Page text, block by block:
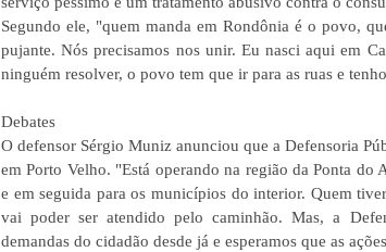
Segundo ele, "quem manda em Rondônia é o povo,
pujante. Nós precisamos nos unir. Eu nasci aqui em
ninguém resolver, o povo tem que ir para as ruas e
Debates
O defensor Sérgio Muniz anunciou que a Defensoria
em Porto Velho. "Está operando na região da Ponta
e em seguida para os municípios do interior. Quem
vai poder ser atendido pelo caminhão. Mas, a
demandas do cidadão desde já e esperamos que as